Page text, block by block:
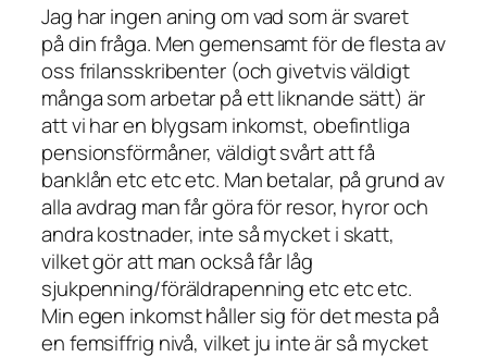
Jag har ingen aning om vad som är svaret
på din fråga. Men gemensamt för de flesta av
oss frilansskribenter (och givetvis väldigt
många som arbetar på ett liknande sätt) är
att vi har en blygsam inkomst, obefintliga
pensionsförmåner, väldigt svårt att få
banklån etc etc etc. Man betalar, på grund av
alla avdrag man får göra för resor, hyror och
andra kostnader, inte så mycket i skatt,
vilket gör att man också får låg
sjukpenning/föräldrapenning etc etc etc.
Min egen inkomst håller sig för det mesta på
en femsiffrig nivå, vilket ju inte är så mycket